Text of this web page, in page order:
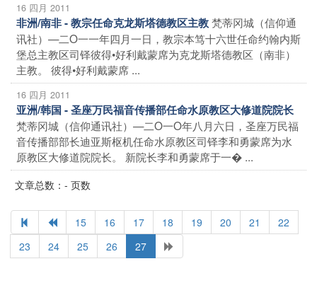
16 四月 2011
非洲/南非 - 教宗任命克龙斯塔德教区主教梵蒂冈城（信仰通
讯社）—二O一一年四月一日，教宗本笃十六世任命约翰内斯
堡总主教区司铎彼得•好利戴蒙席为克龙斯塔德教区（南非）
主教。 彼得•好利戴蒙席 ...
16 四月 2011
亚洲/韩国 - 圣座万民福音传播部任命水原教区大修道院院长
梵蒂冈城（信仰通讯社）—二O一O年八月六日，圣座万民福
音传播部部长迪亚斯枢机任命水原教区司铎李和勇蒙席为水
原教区大修道院院长。 新院长李和勇蒙席于一� ...
文章总数：- 页数
15 16 17 18 19 20 21
22
23
24 25 26 27